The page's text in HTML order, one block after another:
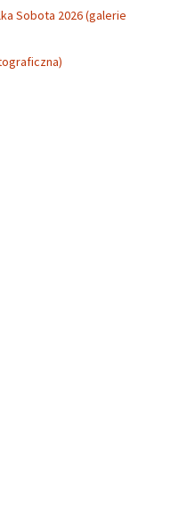
Sobota 2026 (galerie